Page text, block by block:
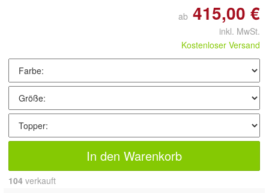
ab 415,00 €
inkl. MwSt.
Kostenloser Versand
In den Warenkorb
104 verkauft